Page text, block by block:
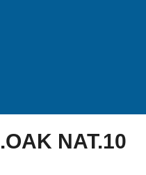
NAT.10